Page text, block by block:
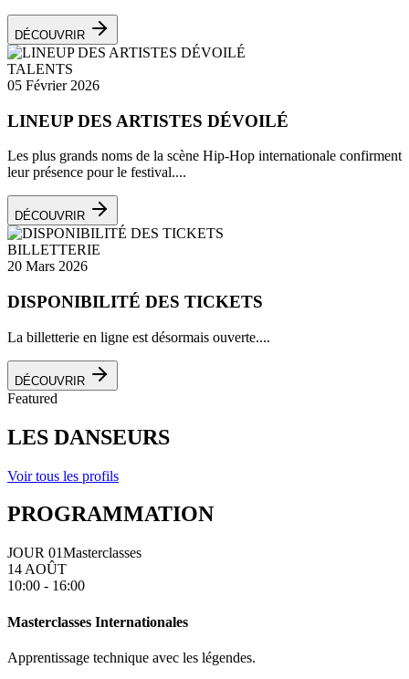
DÉCOUVRIR
TALENTS
05 Février 2026
LINEUP DES ARTISTES DÉVOILÉ
Les plus grands noms de la scène Hip-Hop internationale confirment
leur présence pour le festival....
DÉCOUVRIR
BILLETTERIE
20 Mars 2026
DISPONIBILITÉ DES TICKETS
La billetterie en ligne est désormais ouverte....
DÉCOUVRIR
Featured
LES DANSEURS
Voir tous les profils
PROGRAMMATION
JOUR 01Masterclasses
14 AOÛT
10:00 - 16:00
Masterclasses Internationales
Apprentissage technique avec les légendes.